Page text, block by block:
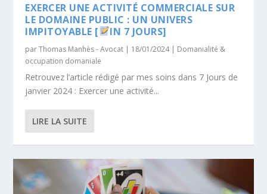
EXERCER UNE ACTIVITÉ COMMERCIALE SUR
LE DOMAINE PUBLIC : UN UNIVERS
IMPITOYABLE [
IN 7 JOURS]
parThomas Manhès - Avocat | 18/01/2024| Domanialité &
occupation domaniale
Retrouvez l’article rédigé par mes soins dans 7 Jours de
janvier 2024 : Exercer une activité...
LIRE LA SUITE